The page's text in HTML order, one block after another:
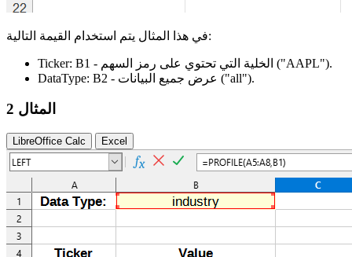
في هذا المثال يتم استخدام القيمة التالية:
Ticker: B1 ("AAPL").
DataType: B2 ("all").
المثال 2
LibreOffice Calc Excel